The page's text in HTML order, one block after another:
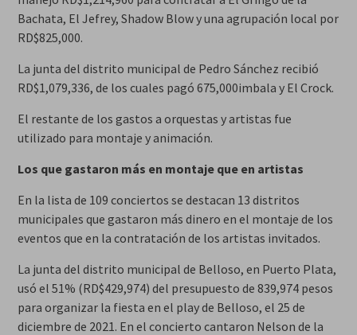
Bachata, El Jefrey, Shadow Blow y una agrupación local por
RD$825,000.
La junta del distrito municipal de Pedro Sánchez recibió
RD$1,079,336, de los cuales pagó 675,000imbala y El Crock.
El restante de los gastos a orquestas y artistas fue
utilizado para montaje y animación.
Los que gastaron más en montaje que en artistas
En la lista de 109 conciertos se destacan 13 distritos
municipales que gastaron más dinero en el montaje de los
eventos que en la contratación de los artistas invitados.
La junta del distrito municipal de Belloso, en Puerto Plata,
usó el 51% (RD$429,974) del presupuesto de 839,974 pesos
para organizar la fiesta en el play de Belloso, el 25 de
diciembre de 2021. En el concierto cantaron Nelson de la